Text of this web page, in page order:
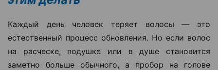
Каждый день человек теряет волосы — это
естественный процесс обновления. Но если волос
на расческе, подушке или в душе становится
заметно больше обычного, а пробор на голове